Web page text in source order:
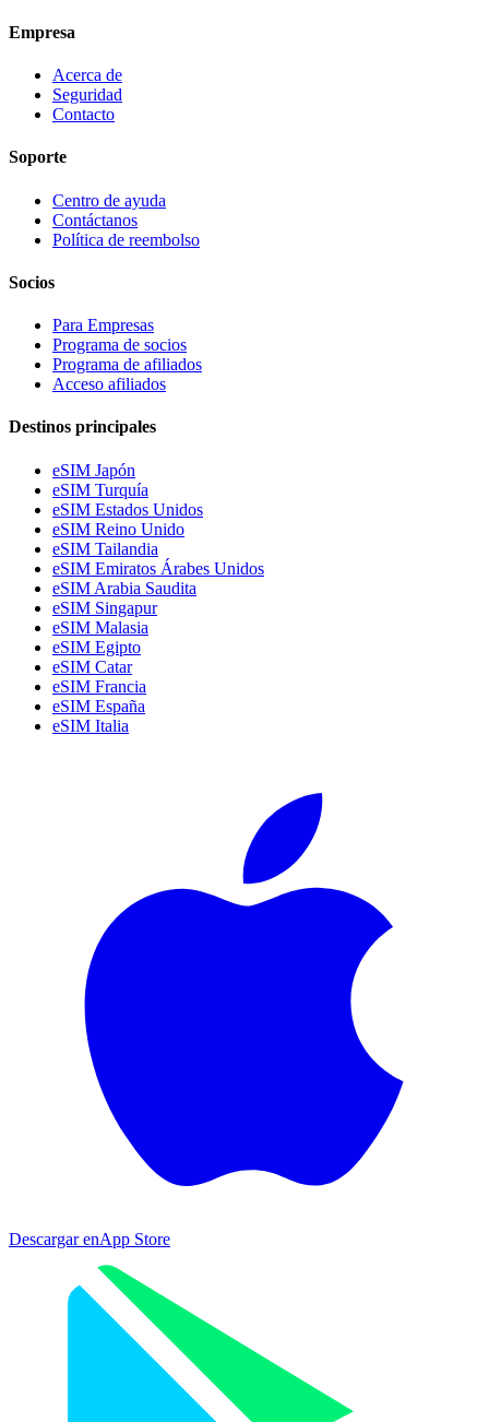
Empresa
Acerca de
Seguridad
Contacto
Soporte
Centro de ayuda
Contáctanos
Política de reembolso
Socios
Para Empresas
Programa de socios
Programa de afiliados
Acceso afiliados
Destinos principales
eSIM Japón
eSIM Turquía
eSIM Estados Unidos
eSIM Reino Unido
eSIM Tailandia
eSIM Emiratos Árabes Unidos
eSIM Arabia Saudita
eSIM Singapur
eSIM Malasia
eSIM Egipto
eSIM Catar
eSIM Francia
eSIM España
eSIM Italia
Descargar enApp Store